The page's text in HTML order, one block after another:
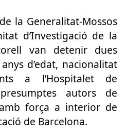
la Generalitat-Mossos
d’Investigació de la
van detenir dues
d’edat, nacionalitat
a l’Hospitalet de
autors de
força a interior de
de Barcelona.